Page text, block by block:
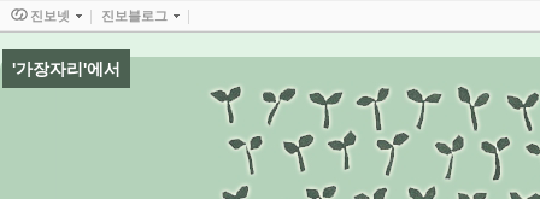
'가장자리'에서
진보넷 진보블로그